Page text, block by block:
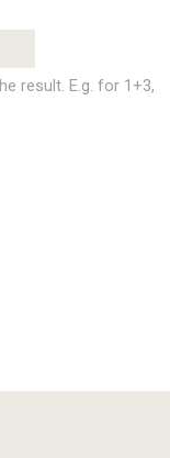
result. E.g. for 1+3,